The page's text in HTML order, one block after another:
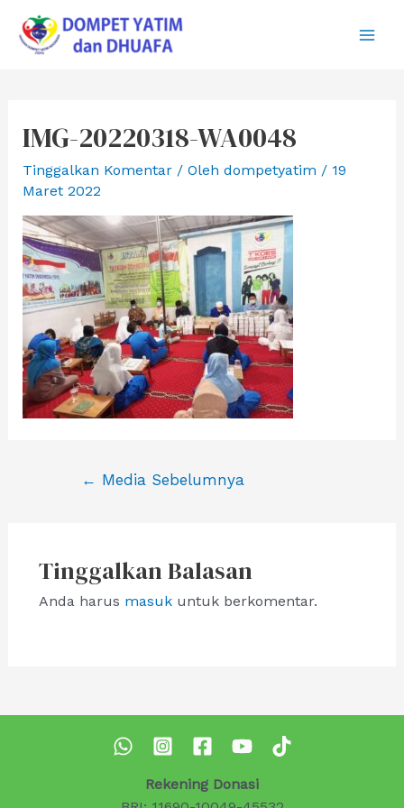
konten
IMG-20220318-WA0048
Tinggalkan Komentar / Oleh dompetyatim / 19
Maret 2022
Navigasi
← Media Sebelumnya
Tinggalkan Balasan
Anda harus masukuntuk berkomentar.
Rekening Donasi